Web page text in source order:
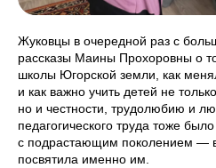
Жуковцы в очередной раз с
рассказы Маины Прохоровны о
школы Югорской земли, как
и как важно учить детей не
но и честности, трудолюбию и
педагогического труда тоже
с подрастающим поколением —
посвятила именно им.